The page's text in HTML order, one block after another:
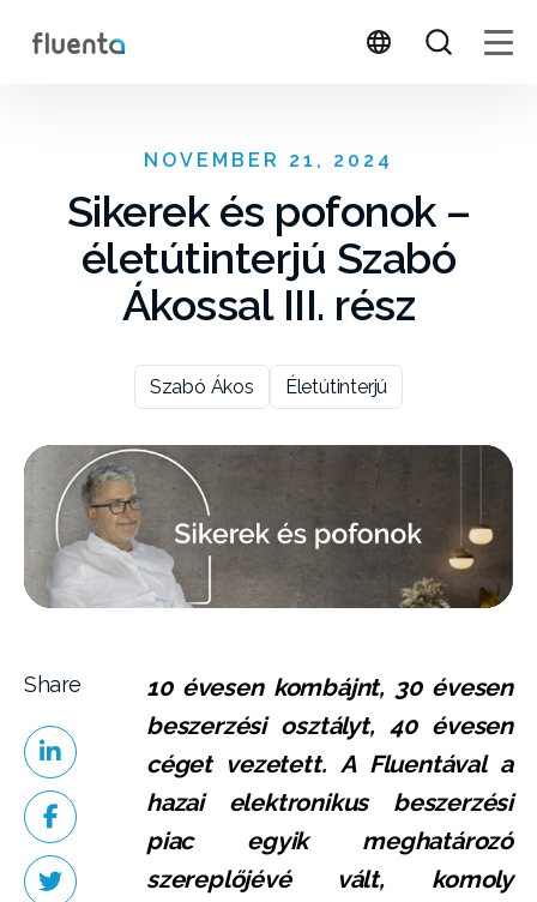
NOVEMBER 21, 2024
Sikerek és pofonok –
életútinterjú Szabó
Ákossal III. rész
Szabó Ákos Életútinterjú
Share
10 évesen kombájnt, 30 évesen
beszerzési osztályt, 40 évesen
céget vezetett. A Fluentával a
hazai elektronikus beszerzési
piac egyik meghatározó
szereplőjévé vált, komoly